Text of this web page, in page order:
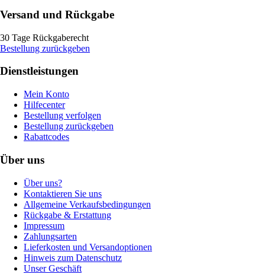
Versand und Rückgabe
30 Tage Rückgaberecht
Bestellung zurückgeben
Dienstleistungen
Mein Konto
Hilfecenter
Bestellung verfolgen
Bestellung zurückgeben
Rabattcodes
Über uns
Über uns?
Kontaktieren Sie uns
Allgemeine Verkaufsbedingungen
Rückgabe & Erstattung
Impressum
Zahlungsarten
Lieferkosten und Versandoptionen
Hinweis zum Datenschutz
Unser Geschäft